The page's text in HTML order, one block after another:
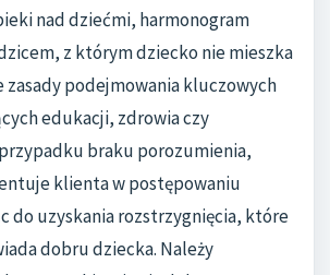
nad dziećmi, harmonogram
z którym dziecko nie mieszka
zasady podejmowania kluczowych
edukacji, zdrowia czy
braku porozumienia,
klienta w postępowaniu
do uzyskania rozstrzygnięcia, które
dobru dziecka. Należy